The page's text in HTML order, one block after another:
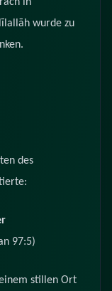
wurde zu
des
97:5)
stillen Ort